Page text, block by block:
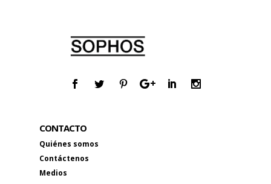
CONTACTO
Quiénes somos
Contáctenos
Medios